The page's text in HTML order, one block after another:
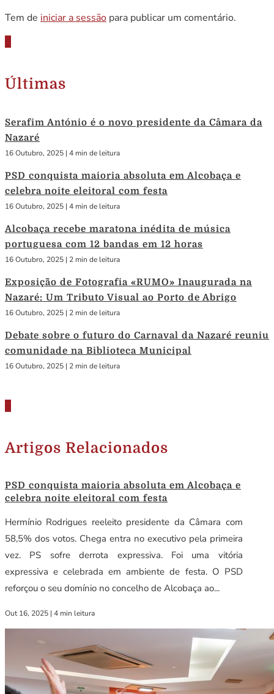
Tem de iniciar a sessão para publicar um comentário.
Últimas
Serafim António é o novo presidente da Câmara da
Nazaré
16 Outubro, 2025 | 4 min de leitura
PSD conquista maioria absoluta em Alcobaça e
celebra noite eleitoral com festa
16 Outubro, 2025 | 4 min de leitura
Alcobaça recebe maratona inédita de música
portuguesa com 12 bandas em 12 horas
16 Outubro, 2025 | 2 min de leitura
Exposição de Fotografia «RUMO» Inaugurada na
Nazaré: Um Tributo Visual ao Porto de Abrigo
16 Outubro, 2025 | 2 min de leitura
Debate sobre o futuro do Carnaval da Nazaré reuniu
comunidade na Biblioteca Municipal
16 Outubro, 2025 | 2 min de leitura
Artigos Relacionados
PSD conquista maioria absoluta em Alcobaça e
celebra noite eleitoral com festa
Hermínio Rodrigues reeleito presidente da Câmara com
58,5% dos votos. Chega entra no executivo pela primeira
vez. PS sofre derrota expressiva. Foi uma vitória
expressiva e celebrada em ambiente de festa. O PSD
reforçou o seu domínio no concelho de Alcobaça ao...
Out 16, 2025 | 4 min leitura